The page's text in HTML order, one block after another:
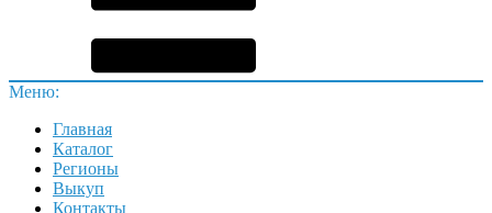
Меню:
Главная
Каталог
Регионы
Выкуп
Контакты